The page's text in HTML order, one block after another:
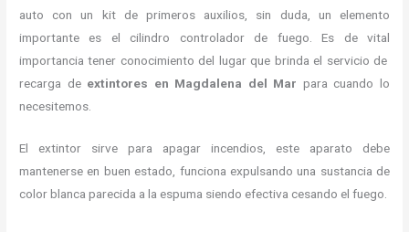
auto con un kit de primeros auxilios, sin duda, un elemento
importante es el cilindro controlador de fuego. Es de vital
importancia tener conocimiento del lugar que brinda el servicio de
recarga de extintores en Magdalena del Mar para cuando lo
necesitemos.
El extintor sirve para apagar incendios, este aparato debe
mantenerse en buen estado, funciona expulsando una sustancia de
color blanca parecida a la espuma siendo efectiva cesando el fuego.